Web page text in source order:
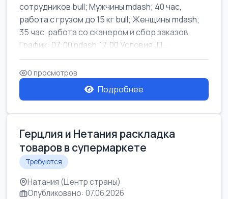
сотрудников bull; Мужчины mdash; 40 час,
работа с грузом до 15 кг bull; Женщины mdash;
35 час, работа со сканером и сбор заказов
График: 07:00 ndash;17:00 Условия: П...
0 просмотров
Подробнее
Герцлия и Нетания раскладка
товаров в супермаркете
Требуются
Натания (Центр страны)
Опубликовано: 07.06.2026